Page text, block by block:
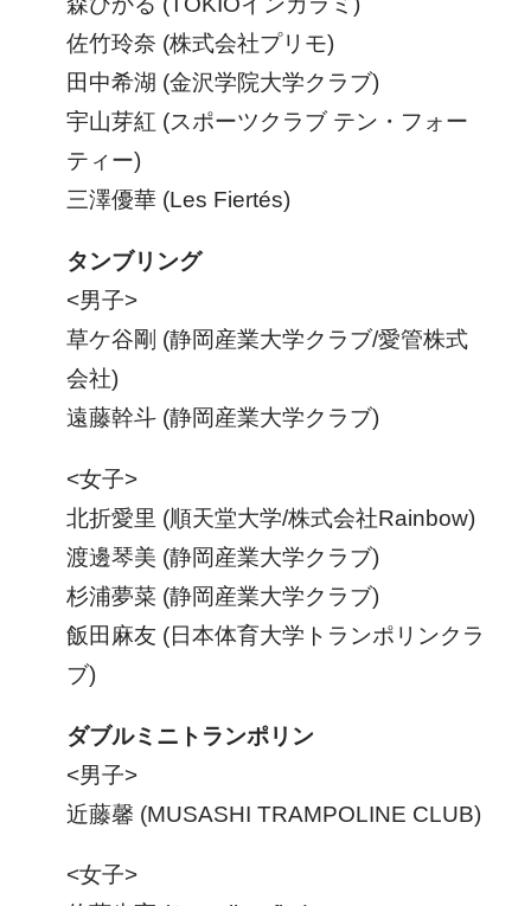
佐竹玲奈 (株式会社プリモ)
田中希湖 (金沢学院大学クラブ)
宇山芽紅 (スポーツクラブ テン・フォー
ティー)
三澤優華 (Les Fiertés)
タンブリング
<男子>
草ケ谷剛 (静岡産業大学クラブ/愛管株式
会社)
遠藤幹斗 (静岡産業大学クラブ)
<女子>
北折愛里 (順天堂大学/株式会社Rainbow)
渡邊琴美 (静岡産業大学クラブ)
杉浦夢菜 (静岡産業大学クラブ)
飯田麻友 (日本体育大学トランポリンクラ
ブ)
ダブルミニトランポリン
<男子>
近藤馨 (MUSASHI TRAMPOLINE CLUB)
<女子>